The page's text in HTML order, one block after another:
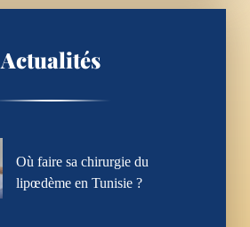
Actualités
Où faire sa chirurgie du
lipœdème en Tunisie ?